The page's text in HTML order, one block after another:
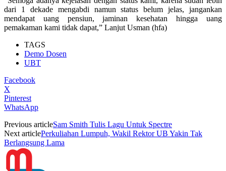
dari 1 dekade mengabdi namun status belum jelas, jangankan
mendapat uang pensiun, jaminan kesehatan hingga uang
pemakaman kami tidak dapat,” Lanjut Usman (hfa)
TAGS
Demo Dosen
UBT
Facebook
X
Pinterest
WhatsApp
Previous articleSam Smith Tulis Lagu Untuk Spectre
Next articlePerkuliahan Lumpuh, Wakil Rektor UB Yakin Tak
Berlangsung Lama